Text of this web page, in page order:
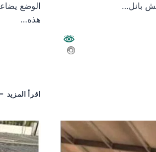
بانل…
الوضع
هذه…
اقرأ المزيد